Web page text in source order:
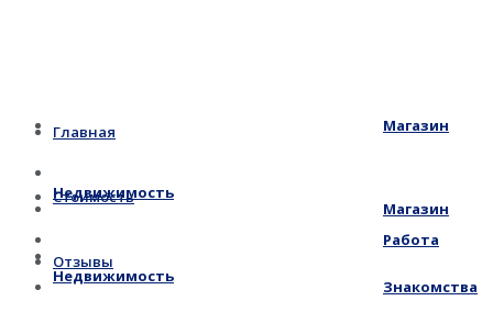
Главная
Стоимость
Отзывы
Магазин
Недвижимость
Работа
Знакомства
Магазин
Недвижимость